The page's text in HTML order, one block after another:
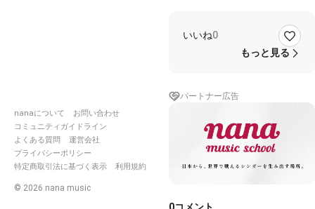
nanaについて
お問い合わせ
コミュニティガイドライン
よくある質問
運営会社
プライバシーポリシー
特定商取引法に基づく表示
利用規約
© 2026 nana music
いいね0
もっと見る
パートナー広告